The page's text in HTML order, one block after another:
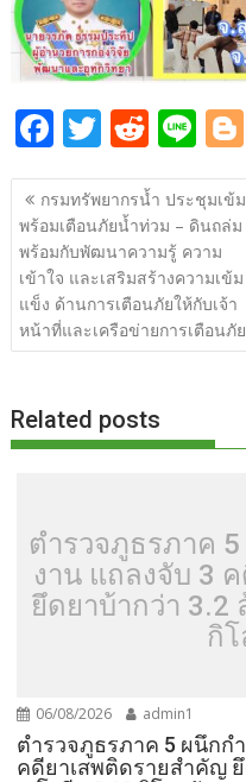
F
ac
e
b
o
o
k
T
w
itt
er
R
e
d
di
t
Li
n
e g
แนะแนว
เรื่อง
กรมทรัพยากรน้ำ ประชุมเข้ม
พร้อมเตือนภัยน้ำท่วม – ดินถล่ม
พร้อมกับพัฒนาความรู้ ความ
เข้าใจ และเสริมสร้างความเข้ม
แข็ง ด้านการเตือนภัยให้กับเจ้า
หน้าที่และเครือข่ายการเตือนภัย
Related posts
ตำรวจภูธรภาค
งาน แถลงจับ 3
ยึดยาบ้ากว่า 3.2
กิ
06/08/2026 admin1
ตำรวจภูธรภาค 5 ผนึกก
คดียาเสพติดรายสำคัญ